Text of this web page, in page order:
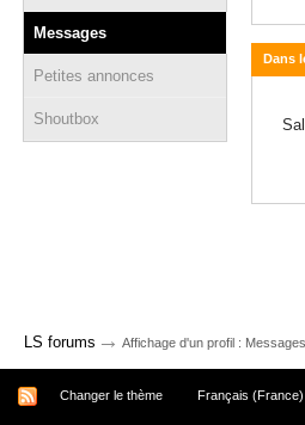
Messages
Petites annonces
Shoutbox
Dans
LS forums → Affichage d'un profil :
Changer le thème Français